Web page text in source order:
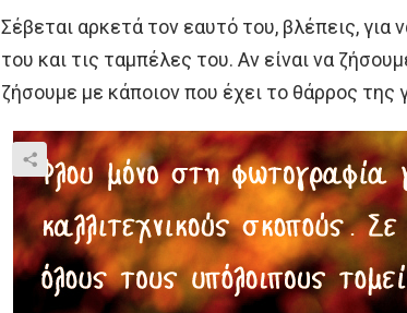
Σέβεται αρκετά τον εαυτό του, βλέπεις, για
του και τις ταμπέλες του. Αν είναι να
ζήσουμε με κάποιον που έχει το θάρρος της